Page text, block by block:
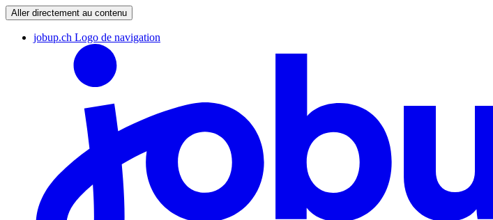
Aller directement au contenu
jobup.ch Logo de navigation